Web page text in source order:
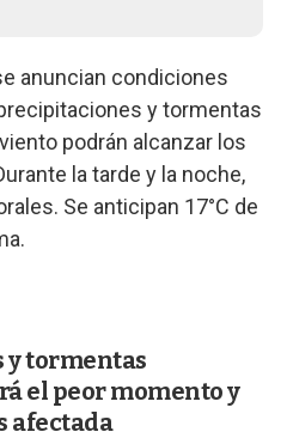
anuncian condiciones
y tormentas
podrán alcanzar los
la tarde y la noche,
Se anticipan 17°C de
y tormentas
el peor momento y
afectada